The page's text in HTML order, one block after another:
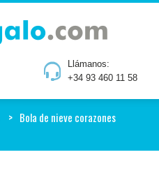
Llámanos:
+34 93 460 11 58
Bola de nieve corazones